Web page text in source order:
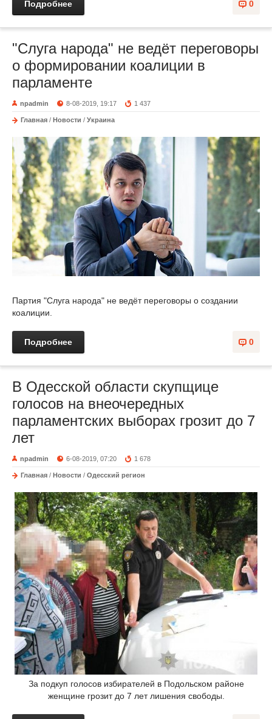
0
Подробнее
"Слуга народа" не ведёт переговоры
о формировании коалиции в
парламенте
npadmin 8-08-2019, 19:17 1 437
Главная / Новости / Украина
Партия "Слуга народа" не ведёт переговоры о создании
коалиции.
0
Подробнее
В Одесской области скупщице
голосов на внеочередных
парламентских выборах грозит до 7
лет
npadmin 6-08-2019, 07:20 1 678
Главная / Новости / Одесский регион
За подкуп голосов избирателей в Подольском районе
женщине грозит до 7 лет лишения свободы.